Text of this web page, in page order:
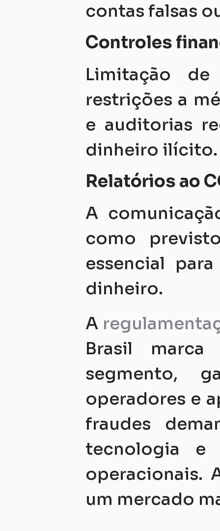
contas falsas
Controles
Limitação de
restrições a
e auditorias
dinheiro ilícito.
Relatórios ao
A
como
essencial
dinheiro.
A
Brasil
segmento,
operadores e
fraudes
tecnologia e
operacionais.
um mercado